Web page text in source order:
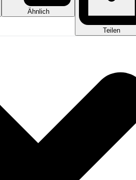
Ähnlich
Teilen